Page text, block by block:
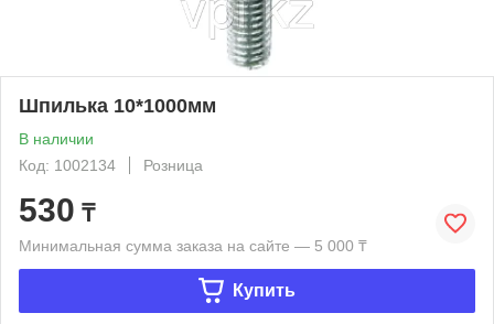
Шпилька 10*1000мм
В наличии
Код: 1002134
Розница
530 ₸
Минимальная сумма заказа на сайте — 5 000 ₸
Купить